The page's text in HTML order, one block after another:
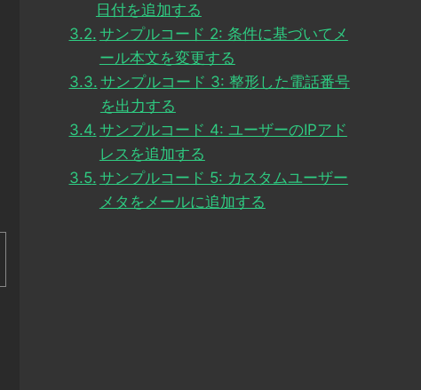
日付を追加する
サンプルコード 2: 条件に基づいてメ
ール本文を変更する
サンプルコード 3: 整形した電話番号
を出力する
サンプルコード 4: ユーザーのIPアド
レスを追加する
サンプルコード 5: カスタムユーザー
メタをメールに追加する